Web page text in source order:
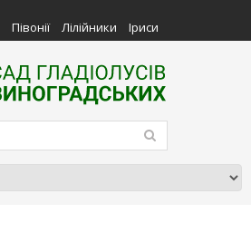
Півонії Лілійники Іриси